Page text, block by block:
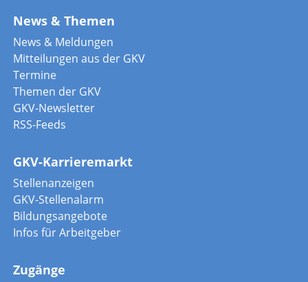
News & Themen
News & Meldungen
Mitteilungen aus der GKV
Termine
Themen der GKV
GKV-Newsletter
RSS-Feeds
GKV-Karrieremarkt
Stellenanzeigen
GKV-Stellenalarm
Bildungsangebote
Infos für Arbeitgeber
Zugänge